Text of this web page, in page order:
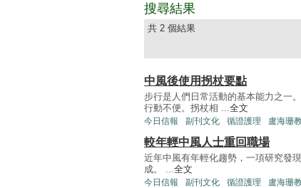
搜尋結果
共 2 個結果
中風後使用拐杖要點
步行是人們日常活動的基本能力之一
行動不便。拐杖相 ...全文
今日信報 副刊文化 循證護理 盧海珊
較年輕中風人士重回職場
近年中風有年輕化趨勢，一項研究發
成。 ...全文
今日信報 副刊文化 循證護理 盧海珊